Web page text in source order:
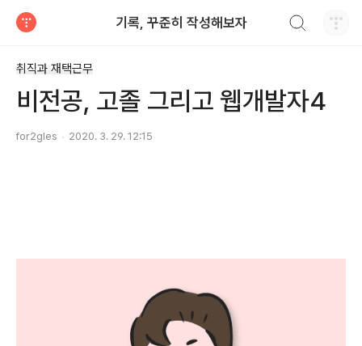
기록, 꾸준히 작성해보자
취직과 재택근무
비전공, 고졸 그리고 웹개발자4
for2gles 2020. 3. 29. 12:15